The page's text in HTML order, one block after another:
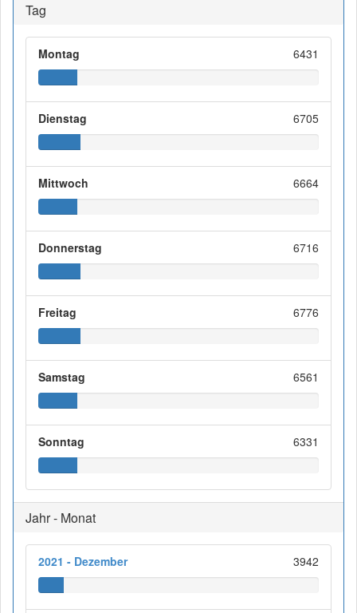
Tag
Montag 6431
Dienstag 6705
Mittwoch 6664
Donnerstag 6716
Freitag 6776
Samstag 6561
Sonntag 6331
Jahr - Monat
2021 - Dezember 3942